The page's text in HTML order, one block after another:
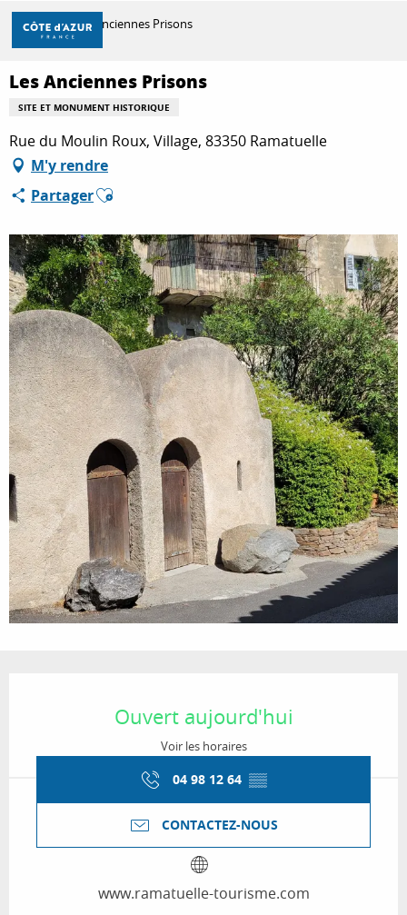
Aller
contenu
principal
DÉCOUVRIR
À FAIRE
SÉJOURNER
Accueil Les Anciennes Prisons
Les Anciennes Prisons
SITE ET MONUMENT HISTORIQUE
Rue du Moulin Roux, Village, 83350 Ramatuelle
M'y rendre
PartagerAjouter aux favoris
Ouvert aujourd'hui
Voir les horaires
04 98 12 64 ▒▒
CONTACTEZ-NOUS
www.ramatuelle-tourisme.com